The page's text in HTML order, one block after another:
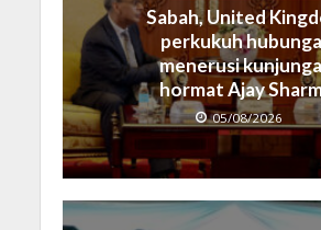
Sabah, United
perkukuh
menerusi
hormat Ajay
05/08/2026